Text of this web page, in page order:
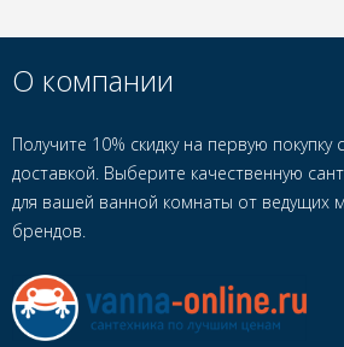
О компании
Получите 10% скидку на первую покупку
доставкой. Выберите качественную
для вашей ванной комнаты от ведущих
брендов.